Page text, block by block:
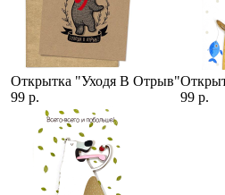
Открытка "Уходя В Отрыв"
99 р.
99 р.